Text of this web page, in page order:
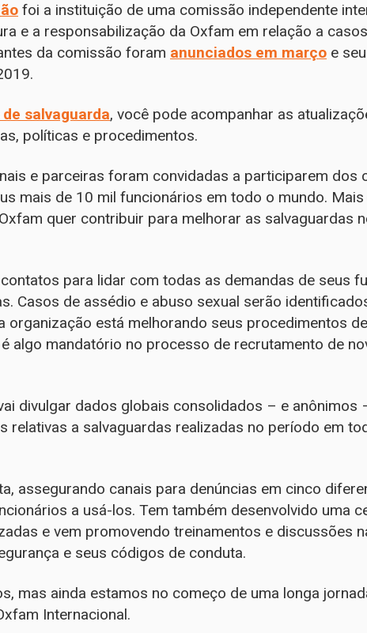
foi a instituição de uma comissão independente
e a responsabilização da Oxfam em relação a
da comissão foram anunciados em março e
salvaguarda, você pode acompanhar as
políticas e procedimentos.
e parceiras foram convidadas a participarem dos
mais de 10 mil funcionários em todo o mundo.
quer contribuir para melhorar as salvaguardas
para lidar com todas as demandas de seus
Casos de assédio e abuso sexual serão
está melhorando seus procedimentos
algo mandatório no processo de recrutamento de
divulgar dados globais consolidados – e anônimos
relativas a salvaguardas realizadas no período em
assegurando canais para denúncias em cinco
a usá-los. Tem também desenvolvido uma
e vem promovendo treinamentos e discussões
e seus códigos de conduta.
mas ainda estamos no começo de uma longa
Internacional.